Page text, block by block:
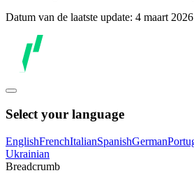
Datum van de laatste update: 4 maart
Select your language
EnglishFrenchItalianSpanishGerman
Ukrainian
Breadcrumb